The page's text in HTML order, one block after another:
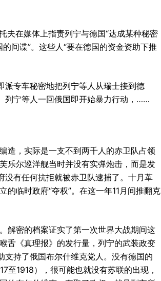
夫在媒体上指责列宁与德国“达成某种秘密
间谍”。这些人“要在德国的资金资助下推
派专车秘密地把列宁等人从瑞士接到德
列宁等人一回俄国即开始暴力行动，……
造，实际是一支不到两千人的赤卫队占领
乐尔巡洋舰当时并没有实弹炮击，而是发
有任何抗拒就被赤卫队逮捕了。十月革
临时政府“夺权”。在这一年11月间推翻克
解密的档案证实了第一次世界大战期间这
舌《真理报》的发行量，列宁的武装政变
持了俄国布尔什维克党人。没有德国的
至1918），很可能也就没有苏联的出现，